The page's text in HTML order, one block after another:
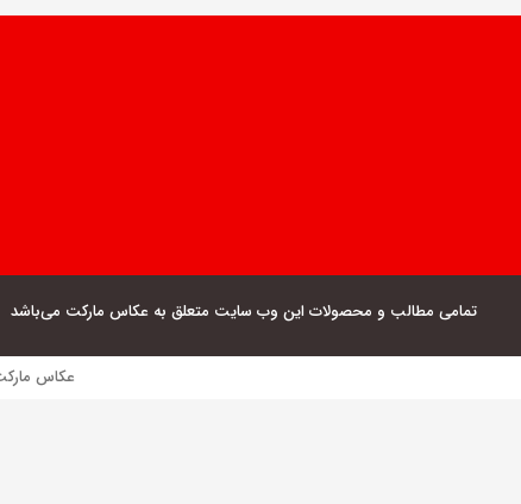
تمامی مطالب و محصولات این وب سایت متعلق به عکاس مارکت می‌باشد
عکاس مارکت فروش